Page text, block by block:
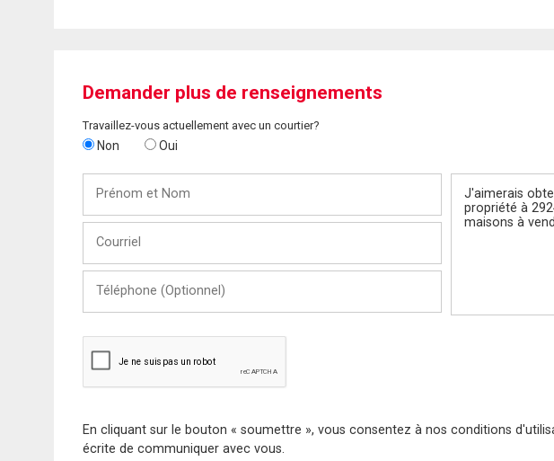
Demander plus de renseignements
Travaillez-vous actuellement avec un courtier?
Non Oui
Nom
(Optionnel)
En cliquant sur le bouton « soumettre », vous consentez à nos conditions
écrite de communiquer avec vous.